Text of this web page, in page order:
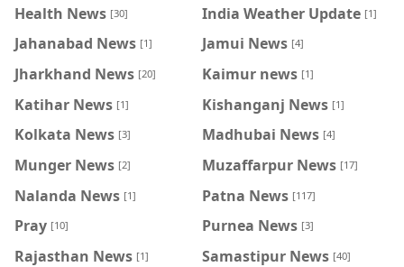
Health News [30] India Weather Update [1]
Jahanabad News [1] Jamui News [4]
Jharkhand News [20] Kaimur news [1]
Katihar News [1] Kishanganj News [1]
Kolkata News [3] Madhubai News [4]
Munger News [2] Muzaffarpur News [17]
Nalanda News [1] Patna News [117]
Pray [10] Purnea News [3]
Rajasthan News [1] Samastipur News [40]